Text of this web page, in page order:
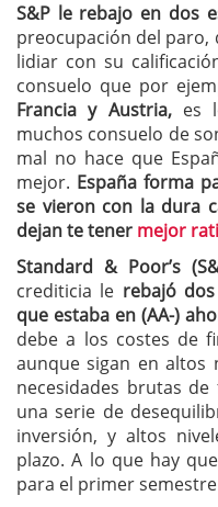
S&P le rebajo en dos
preocupación del paro,
lidiar con su
consuelo que por
Francia y Austria,es
muchos consuelo de
mal no hace que
mejor. España forma
se vieron con la dura
dejan te tener mejor
Standard & Poor’s
crediticia le rebajó
que estaba en (AA-)
debe a los costes de
aunque sigan en
necesidades brutas
una serie de
inversión, y altos
plazo. A lo que hay
para el primer semestre